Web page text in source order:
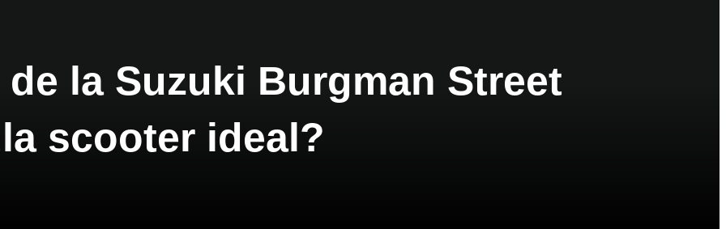
la Suzuki Burgman Street
scooter ideal?